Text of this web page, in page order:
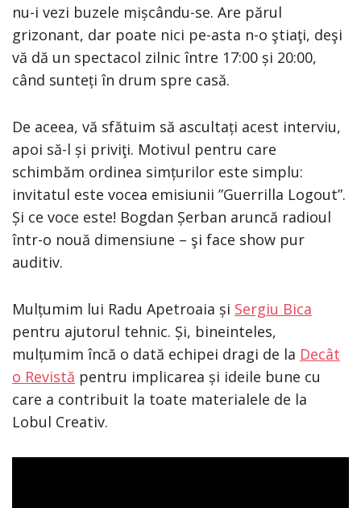
nu-i vezi buzele mișcându-se. Are părul
grizonant, dar poate nici pe-asta n-o ştiaţi, deşi
vă dă un spectacol zilnic între 17:00 și 20:00,
când sunteți în drum spre casă.
De aceea, vă sfătuim să ascultați acest interviu,
apoi să-l și priviţi. Motivul pentru care
schimbăm ordinea simțurilor este simplu:
invitatul este vocea emisiunii ”Guerrilla Logout”.
Și ce voce este! Bogdan Șerban aruncă radioul
într-o nouă dimensiune – şi face show pur
auditiv.
Mulțumim lui Radu Apetroaia și Sergiu Bica
pentru ajutorul tehnic. Și, bineinteles,
mulțumim încă o dată echipei dragi de la Decât
o Revistă pentru implicarea și ideile bune cu
care a contribuit la toate materialele de la
Lobul Creativ.